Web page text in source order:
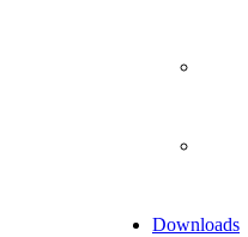
Downloads